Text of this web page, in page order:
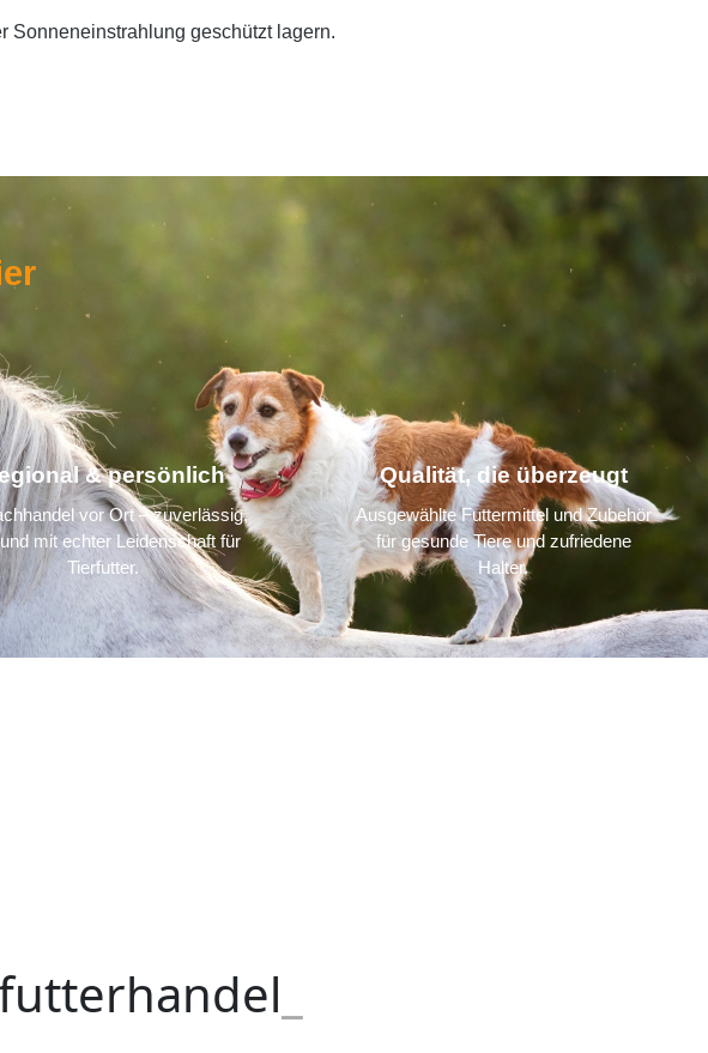
Sonneneinstrahlung geschützt lagern.
& persönlich
vor Ort – zuverlässig,
mit echter Leidenschaft für
Tierfutter.
Qualität, die überzeugt
Ausgewählte Futtermittel und Zubehör
für gesunde Tiere und zufriedene
Halter.